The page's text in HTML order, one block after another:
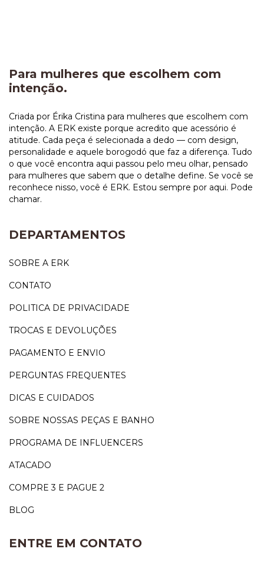
Para mulheres que escolhem com
intenção.
Criada por Érika Cristina para mulheres que escolhem com
intenção. A ERK existe porque acredito que acessório é
atitude. Cada peça é selecionada a dedo — com design,
personalidade e aquele borogodó que faz a diferença. Tudo
o que você encontra aqui passou pelo meu olhar, pensado
para mulheres que sabem que o detalhe define. Se você se
reconhece nisso, você é ERK. Estou sempre por aqui. Pode
chamar.
DEPARTAMENTOS
SOBRE A ERK
CONTATO
POLITICA DE PRIVACIDADE
TROCAS E DEVOLUÇÕES
PAGAMENTO E ENVIO
PERGUNTAS FREQUENTES
DICAS E CUIDADOS
SOBRE NOSSAS PEÇAS E BANHO
PROGRAMA DE INFLUENCERS
ATACADO
COMPRE 3 E PAGUE 2
BLOG
ENTRE EM CONTATO